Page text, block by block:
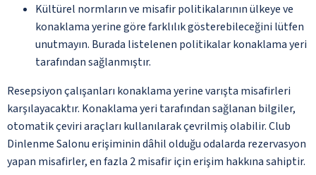
Kültürel normların ve misafir politikalarının ülkeye ve
konaklama yerine göre farklılık gösterebileceğini lütfen
unutmayın. Burada listelenen politikalar konaklama yeri
tarafından sağlanmıştır.
Resepsiyon çalışanları konaklama yerine varışta misafirleri
karşılayacaktır. Konaklama yeri tarafından sağlanan bilgiler,
otomatik çeviri araçları kullanılarak çevrilmiş olabilir. Club
Dinlenme Salonu erişiminin dâhil olduğu odalarda rezervasyon
yapan misafirler, en fazla 2 misafir için erişim hakkına sahiptir.